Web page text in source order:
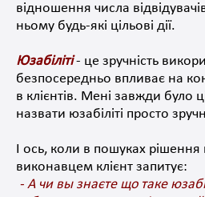
відношення числа
ньому будь-які цільові дії.
Юзабіліті- це зручність
безпосередньо впливає на
в клієнтів. Мені завжди було
назвати юзабіліті просто
І ось, коли в пошуках рішення
виконавцем клієнт запитує:
- А чи вы знаєте що таке